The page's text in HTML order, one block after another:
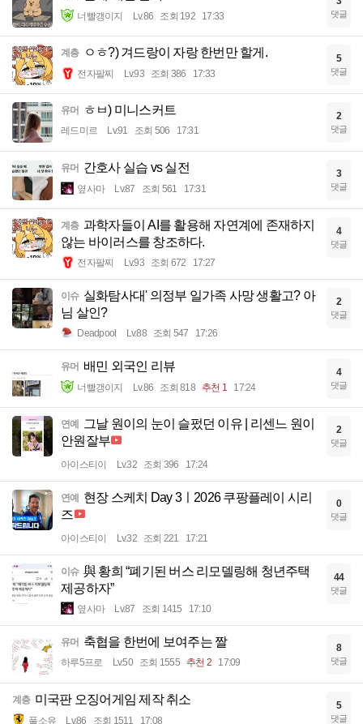
너빨갱이지 Lv.86 조회 192 17:33 댓글
계층 ㅇㅎ?) 겨드랑이 자랑 한번만 할게.
전자팔찌 Lv.93 조회 386 17:33
5
댓글
유머 ㅎㅂ) 미니스커트
레드미르 Lv.91 조회 506 17:31
2
댓글
유머 간호사 실습 vs 실전
옆사마 Lv.87 조회 561 17:31
3
댓글
계층 과학자들이 AI를 활용해 자연계에 존재하지
않는 바이러스를 창조하다.
전자팔찌 Lv.93 조회 672 17:27
4
댓글
이슈 실화탐사대' 의정부 일가족 사망 생활고? 아
님 살인?
Deadpool Lv.88 조회 547 17:26
2
댓글
유머 배민 외국인 리뷰
너빨갱이지 Lv.86 조회 818 추천 1 17:24
4
댓글
연예
그날 원이의 눈이 슬펐던 이유 | 리센느 원이
안원잘부
아이스티이 Lv.32 조회 396 17:24
2
댓글
연예
현장 스케치 Day 3ㅣ2026 쿠팡플레이 시리
즈
아이스티이 Lv.32 조회 221 17:21
0
댓글
이슈 與 황희 “폐기된 버스 리모델링해 청년주택
제공하자”
옆사마 Lv.87 조회 1415 17:10
44
댓글
유머 축협을 한번에 보여주는 짤
하루5프로 Lv.50 조회 1555 추천 2 17:09
8
댓글
계층 미국판 오징어게임 제작 취소
풀소유 Lv.86 조회 1511 17:08
5
댓글